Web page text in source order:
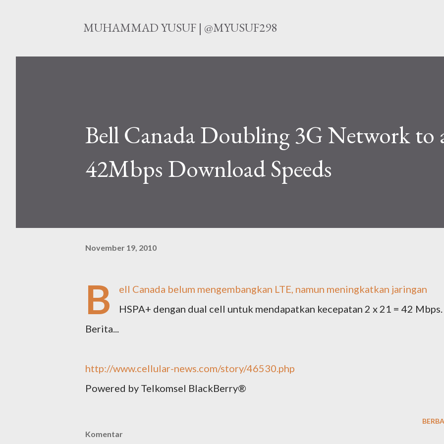
MUHAMMAD YUSUF | @MYUSUF298
Bell Canada Doubling 3G Network to
42Mbps Download Speeds
November 19, 2010
B
ell Canada belum mengembangkan LTE, namun meningkatkan jaringan
HSPA+ dengan dual cell untuk mendapatkan kecepatan 2 x 21 = 42 Mbps.
Berita...
http://www.cellular-news.com/story/46530.php
Powered by Telkomsel BlackBerry®
Komentar